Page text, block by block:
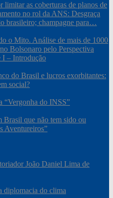
limitar as coberturas de planos de
no rol da ANS: Desgraça
brasileiro; champagne para…
o Mito. Análise de mais de 1000
Bolsonaro pelo Perspectiva
I – Introdução
do Brasil e lucros exorbitantes:
social?
“Vergonha do INSS”
Brasil que não tem sido ou
Aventureiros”
João Daniel Lima de
diplomacia do clima